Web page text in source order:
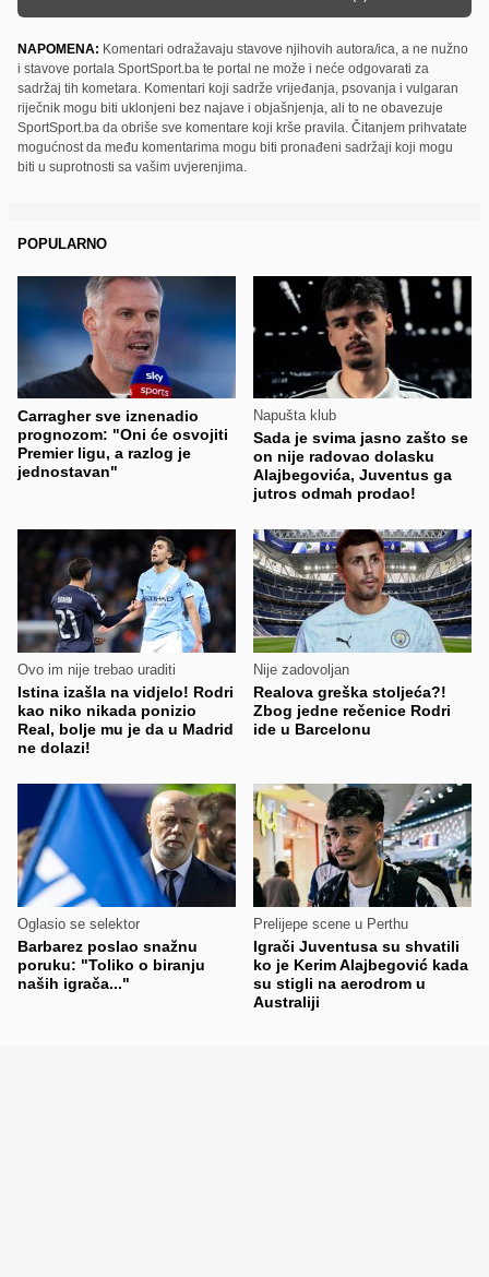
NAPOMENA: Komentari odražavaju stavove njihovih autora/ica, a ne nužno
i stavove portala SportSport.ba te portal ne može i neće odgovarati za
sadržaj tih kometara. Komentari koji sadrže vrijeđanja, psovanja i vulgaran
riječnik mogu biti uklonjeni bez najave i objašnjenja, ali to ne obavezuje
SportSport.ba da obriše sve komentare koji krše pravila. Čitanjem prihvatate
mogućnost da među komentarima mogu biti pronađeni sadržaji koji mogu
biti u suprotnosti sa vašim uvjerenjima.
POPULARNO
Carragher sve iznenadio
prognozom: "Oni će osvojiti
Premier ligu, a razlog je
jednostavan"
Napušta klub
Sada je svima jasno zašto se
on nije radovao dolasku
Alajbegovića, Juventus ga
jutros odmah prodao!
Ovo im nije trebao uraditi
Istina izašla na vidjelo! Rodri
kao niko nikada ponizio
Real, bolje mu je da u Madrid
ne dolazi!
Nije zadovoljan
Realova greška stoljeća?!
Zbog jedne rečenice Rodri
ide u Barcelonu
Oglasio se selektor
Barbarez poslao snažnu
poruku: "Toliko o biranju
naših igrača..."
Prelijepe scene u Perthu
Igrači Juventusa su shvatili
ko je Kerim Alajbegović kada
su stigli na aerodrom u
Australiji